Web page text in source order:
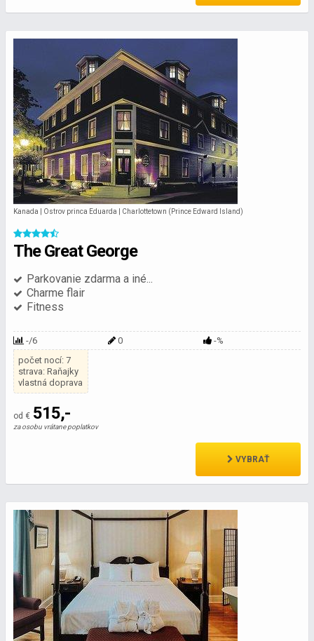
Kanada | Ostrov princa Eduarda | Charlottetown (Prince Edward Island)
The Great George
Parkovanie zdarma a iné...
Charme flair
Fitness
-/6 0
-%
počet nocí: 7
strava: Raňajky
vlastná doprava
od € 515,-
za osobu vrátane poplatkov
VYBRAŤ